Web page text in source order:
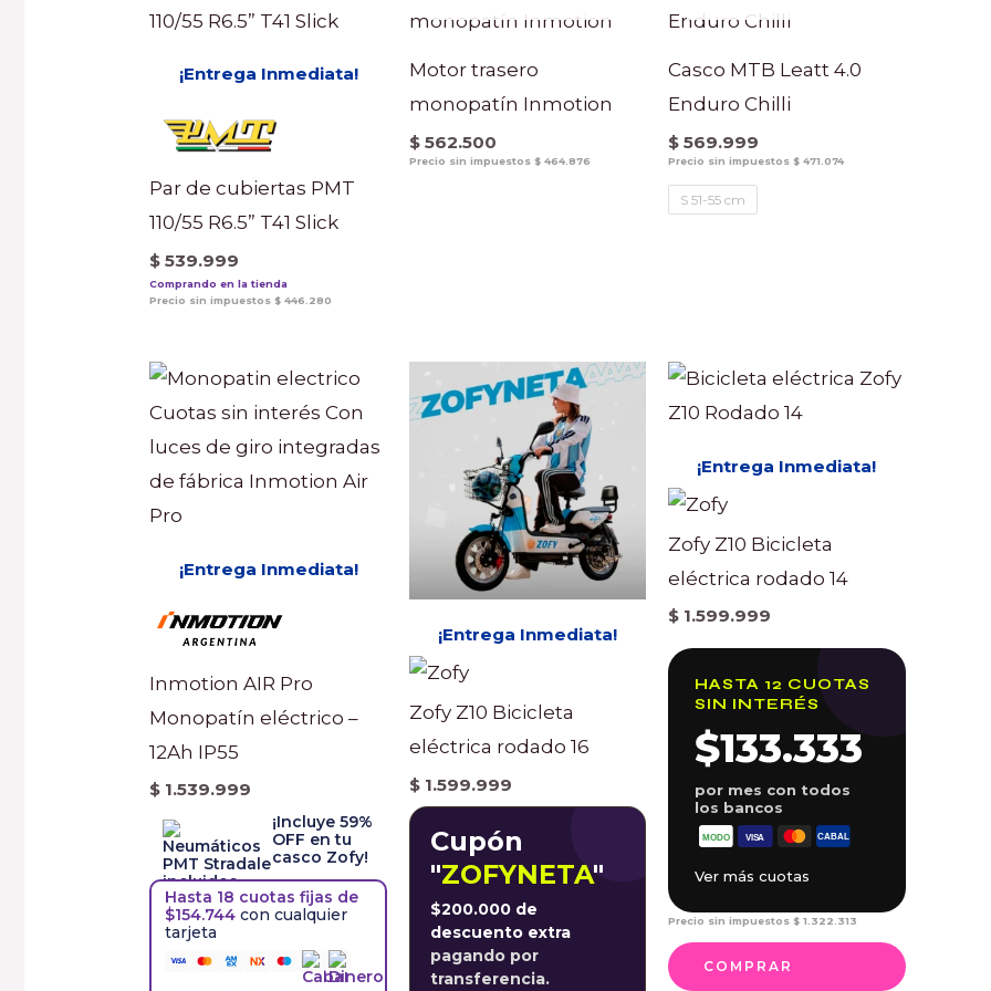
¡Entrega Inmediata!
Par de cubiertas PMT
110/55 R6.5” T41 Slick
$ 539.999
Comprando en la tienda
Precio sin impuestos$ 446.280
Motor trasero
monopatín Inmotion
$562.500
Precio sin impuestos $464.876
Casco MTB Leatt 4.0
Enduro Chilli
$ 569.999
Precio sin impuestos$ 471.074
S 51-55 cm
¡Entrega Inmediata!
Inmotion AIR Pro
Monopatín eléctrico –
12Ah IP55
$ 1.539.999
¡Incluye 59%
OFF en tu
casco Zofy!
Hasta 18 cuotas fijas de
$154.744con cualquier
tarjeta
¡Entrega Inmediata!
Zofy Z10 Bicicleta
eléctrica rodado 16
$1.599.999
Cupón
"ZOFYNETA"
$200.000 de
descuento extra
pagando por
transferencia.
¡Entrega Inmediata!
Zofy Z10 Bicicleta
eléctrica rodado 14
$ 1.599.999
HASTA 12 CUOTAS
SIN INTERÉS
$133.333
por mes con todos
los bancos
Ver más cuotas
Precio sin impuestos$ 1.322.313
COMPRAR